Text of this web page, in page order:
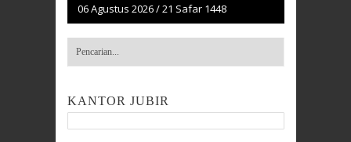
06 Agustus 2026/21 Safar 1448
KANTOR JUBIR